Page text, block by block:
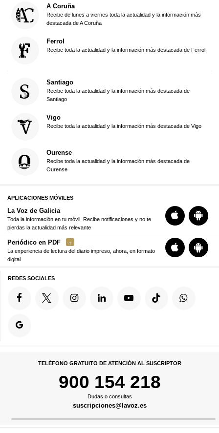
A Coruña
Recibe de lunes a viernes toda la actualidad y la información más
destacada de A Coruña
Ferrol
Recibe toda la actualidad y la información más destacada de Ferrol
Santiago
Recibe toda la actualidad y la información más destacada de
Santiago
Vigo
Recibe toda la actualidad y la información más destacada de Vigo
Ourense
Recibe toda la actualidad y la información más destacada de
Ourense
APLICACIONES MÓVILES
La Voz de Galicia
Toda la información en tu móvil. Recibe notificaciones y no te
pierdas la actualidad más relevante
Periódico en PDF
La experiencia de lectura del diario impreso, ahora, en formato
digital
REDES SOCIALES
TELÉFONO GRATUITO DE ATENCIÓN AL SUSCRIPTOR
900 154 218
Dudas o consultas
suscripciones@lavoz.es